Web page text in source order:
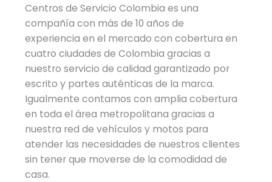
Centros de Servicio Colombia es una
compañía con más de 10 años de
experiencia en el mercado con cobertura en
cuatro ciudades de Colombia gracias a
nuestro servicio de calidad garantizado por
escrito y partes auténticas de la marca.
Igualmente contamos con amplia cobertura
en toda el área metropolitana gracias a
nuestra red de vehículos y motos para
atender las necesidades de nuestros clientes
sin tener que moverse de la comodidad de
casa.